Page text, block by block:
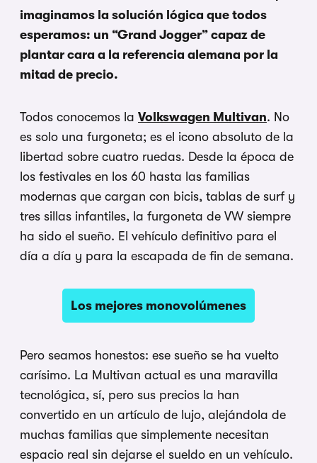
imaginamos la solución lógica que todos
esperamos: un “Grand Jogger” capaz de
plantar cara a la referencia alemana por la
mitad de precio.
Todos conocemos la Volkswagen Multivan. No
es solo una furgoneta; es el icono absoluto de la
libertad sobre cuatro ruedas. Desde la época de
los festivales en los 60 hasta las familias
modernas que cargan con bicis, tablas de surf y
tres sillas infantiles, la furgoneta de VW siempre
ha sido el sueño. El vehículo definitivo para el
día a día y para la escapada de fin de semana.
Los mejores monovolúmenes
Pero seamos honestos: ese sueño se ha vuelto
carísimo. La Multivan actual es una maravilla
tecnológica, sí, pero sus precios la han
convertido en un artículo de lujo, alejándola de
muchas familias que simplemente necesitan
espacio real sin dejarse el sueldo en un vehículo.